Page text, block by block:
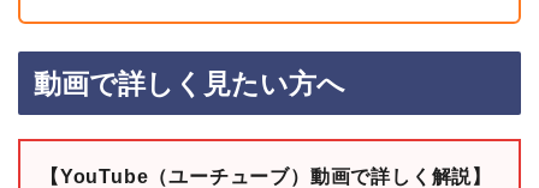
動画で詳しく見たい方へ
【YouTube（ユーチューブ）動画で詳しく解説】